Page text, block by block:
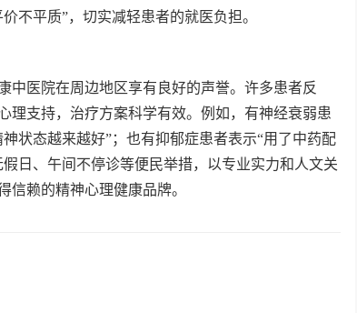
不平质”，切实减轻患者的就医负担。
中医院在周边地区享有良好的声誉。许多患者反
理支持，治疗方案科学有效。例如，有神经衰弱患
状态越来越好”；也有抑郁症患者表示“用了中药配
日、午间不停诊等便民举措，以专业实力和人文关
信赖的精神心理健康品牌。